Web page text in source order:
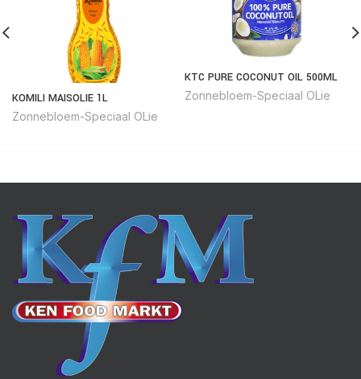
KOMILI MAISOLIE 1L
Zonnebloem-Speciaal OLie
KTC PURE COCONUT OIL 500ML
Zonnebloem-Speciaal OLie